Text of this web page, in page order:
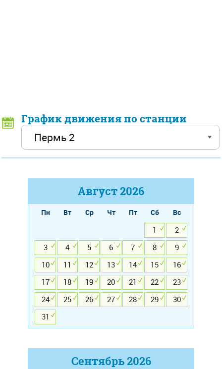
График движения по станции
Август2026
Пн Вт Ср Чт Пт Сб
Вс
1
2
3
4 5 6 7 8
9
10
11 12 13 14 15
16
17
18 19 20 21 22
23
24
25 26 27 28 29
30
31
Сентябрь2026